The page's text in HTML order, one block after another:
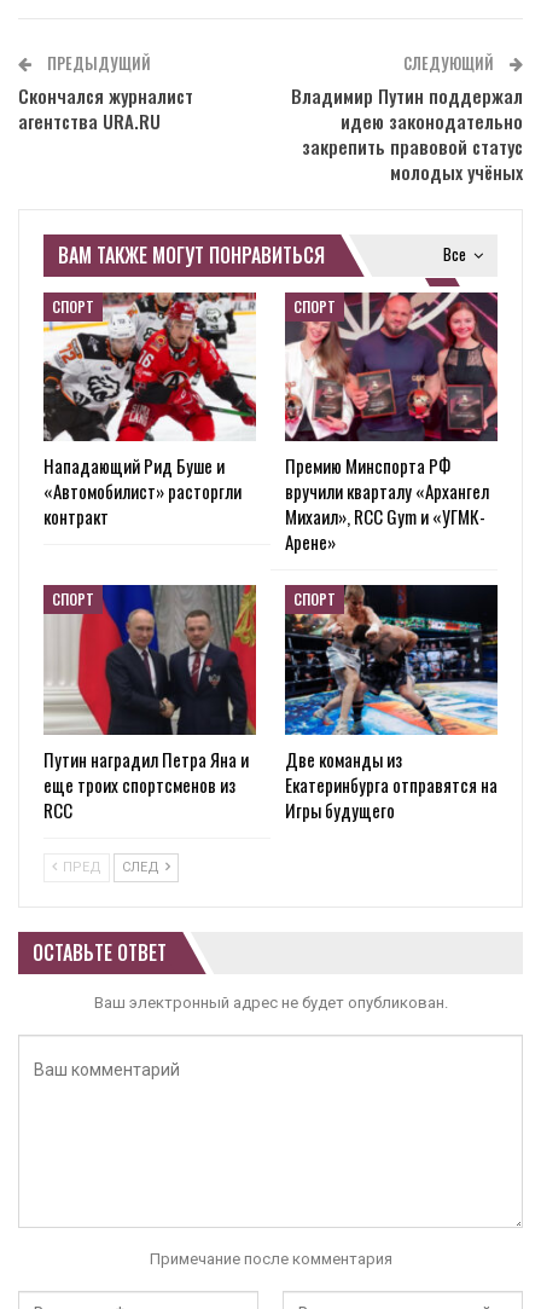
ПРЕДЫДУЩИЙ
Скончался журналист
агентства URA.RU
СЛЕДУЮЩИЙ
Владимир Путин поддержал
идею законодательно
закрепить правовой статус
молодых учёных
Все
ВАМ ТАКЖЕ МОГУТ ПОНРАВИТЬСЯ
СПОРТ
Нападающий Рид Буше и
«Автомобилист» расторгли
контракт
СПОРТ
Премию Минспорта РФ
вручили кварталу «Архангел
Михаил», RCC Gym и «УГМК-
Арене»
СПОРТ
Путин наградил Петра Яна и
еще троих спортсменов из
RCC
СПОРТ
Две команды из
Екатеринбурга отправятся на
Игры будущего
ПРЕД СЛЕД
ОСТАВЬТЕ ОТВЕТ
Ваш электронный адрес не будет опубликован.
Примечание после комментария